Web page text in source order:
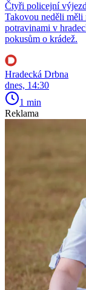
Čtyři policejní
Takovou neděli
potravinami v
pokusům o krádež.
Hradecká Drbna
dnes, 14:30
1 min
Reklama